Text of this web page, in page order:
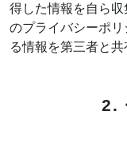
得した情報を自ら
のプライバシーポ
る情報を第三者と共
2.